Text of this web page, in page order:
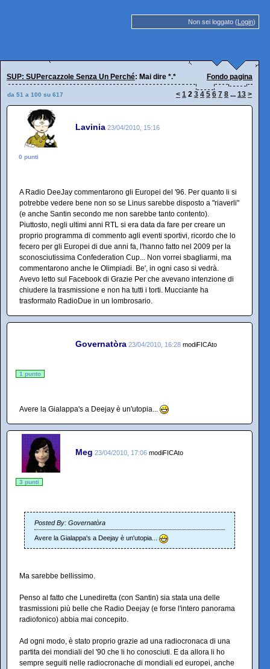
Non sei loggato (Login)
SUP: SUPercazzole Senza Un Perché: Mai dire *.* Fondo pagina
da 51 a 100 su 617 < 1 2 3 4 5 6 7 8 ... 13 >
Lavinia 23/04/2010, 15:16
0 punti
A Radio DeeJay commentarono gli Europei del '96. Per quanto li si
potrebbe vedere bene non so se Linus sarebbe disposto a "riaverli"
(e anche Santin secondo me non sarebbe tanto contento).
Piuttosto, negli ultimi anni RTL si era data da fare per creare un
proprio programma di commento agli eventi sportivi, ricordo che lo
fecero per gli Europei di due anni fa, l'hanno fatto nel 2009 per la
sconosciutissima Confederation Cup... Non vorrei sbagliarmi, ma
commentarono anche le Olimpiadi. Be', in ogni caso si vedrà.
Avevo letto sul Facebook di Grazie Per che avevano intenzione di
chiudere la trasmissione e non ha tutti i torti. Mucciante ha
trasformato RadioDue in un lombrosario.
Governatòra 23/04/2010, 16:28 modiFICAto
1 punto
Avere la Gialappa's a Deejay è un'utopia...
Meg 23/04/2010, 17:06 modiFICAto
3 punti
Posted By: Governatòra
Avere la Gialappa's a Deejay è un'utopia...
Ma sarebbe bellissimo.
Penso al fatto che Lunediretta (con Santin) sia stata una delle
trasmissioni più belle che Radio Deejay (e forse l'intero panorama
radiofonico) abbia mai concepito.
Ad ogni modo, è stato proprio grazie ad una radiocronaca di una
partita dei mondiali del '90 che li ho conosciuti. E da allora li ho
sempre seguiti nelle radiocronache di mondiali ed europei, anche